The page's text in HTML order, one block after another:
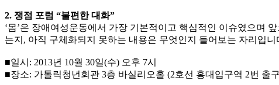
2. 쟁점 포럼 “불편한 대화”
‘몸’은 장애여성운동에서 가장 기본적이고 핵심적인 이슈였으며
는지, 아직 구체화되지 못하는 내용은 무엇인지 들어보는 자리입
■일시: 2013년 10월 30일(수) 오후 7시
■장소: 가톨릭청년회관 3층 바실리오홀 (2호선 홍대입구역 2번 출